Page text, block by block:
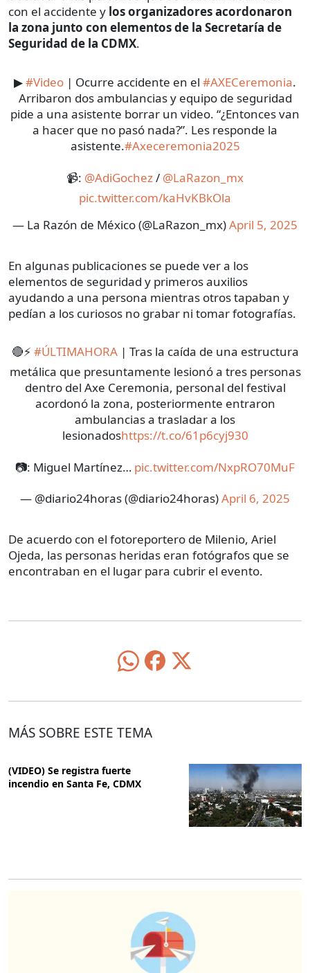
con el accidente y los organizadores acordonaron
la zona junto con elementos de la Secretaría de
Seguridad de la CDMX.
▶#Video | Ocurre accidente en el #AXECeremonia.
Arribaron dos ambulancias y equipo de seguridad
pide a una asistente borrar un video. “¿Entonces van
a hacer que no pasó nada?”. Les responde la
asistente.#Axeceremonia2025
📹: @AdiGochez/ @LaRazon_mx
pic.twitter.com/kaHvKBkOla
— La Razón de México (@LaRazon_mx)April 5, 2025
En algunas publicaciones se puede ver a los
elementos de seguridad y primeros auxilios
ayudando a una persona mientras otros tapaban y
pedían a los curiosos no grabar ni tomar fotografías.
🔴⚡ #ÚLTIMAHORA| Tras la caída de una estructura
metálica que presuntamente lesionó a tres personas
dentro del Axe Ceremonia, personal del festival
acordonó la zona, posteriormente entraron
ambulancias a trasladar a los
lesionadoshttps://t.co/61p6cyj930
📷: Miguel Martínez… pic.twitter.com/NxpRO70MuF
— @diario24horas (@diario24horas)April 6, 2025
De acuerdo con el fotoreportero de Milenio, Ariel
Ojeda, las personas heridas eran fotógrafos que se
encontraban en el lugar para cubrir el evento.
MÁS SOBRE ESTE TEMA
(VIDEO) Se registra fuerte
incendio en Santa Fe, CDMX